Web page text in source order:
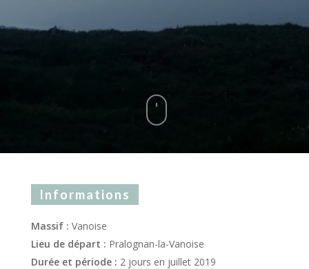
Informations
Massif : Vanoise
Lieu de départ : Pralognan-la-Vanoise
Durée et période : 2 jours en juillet 2019